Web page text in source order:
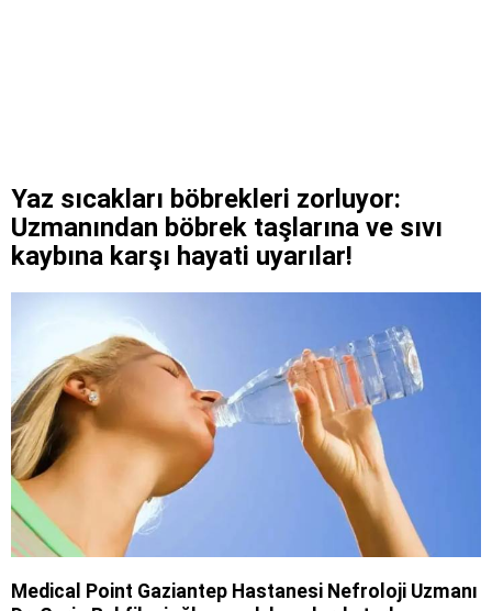
Yaz sıcakları böbrekleri zorluyor:
Uzmanından böbrek taşlarına ve sıvı
kaybına karşı hayati uyarılar!
Medical Point Gaziantep Hastanesi Nefroloji Uzmanı